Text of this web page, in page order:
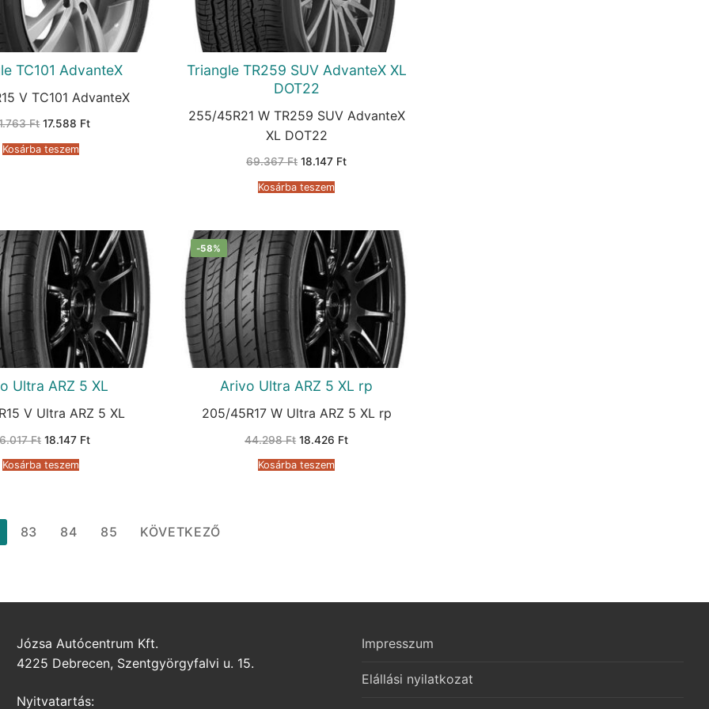
TC101 AdvanteX
V TC101 AdvanteX
Ft Original
was:
31.763 Ft.
17.588 FtCurrent
Kosárba teszem
Triangle TR259 SUV AdvanteX XL
DOT22
255/45R21 W TR259 SUV AdvanteX
XL DOT22
69.367Ft Original
was:
69.367 Ft.
18.147 FtCurrent
Kosárba teszem
Ultra ARZ 5 XL
V Ultra ARZ 5 XL
Ft Original
was:
36.017 Ft.
18.147 FtCurrent
Kosárba teszem
-58%
Arivo Ultra ARZ 5 XL rp
205/45R17 W Ultra ARZ 5 XL rp
44.298Ft Original
was:
44.298 Ft.
18.426 FtCurrent
Kosárba teszem
83 84 85 KÖVETKEZŐ
Józsa Autócentrum Kft.
4225 Debrecen, Szentgyörgyfalvi u. 15.
Nyitvatartás:
Impresszum
Elállási nyilatkozat